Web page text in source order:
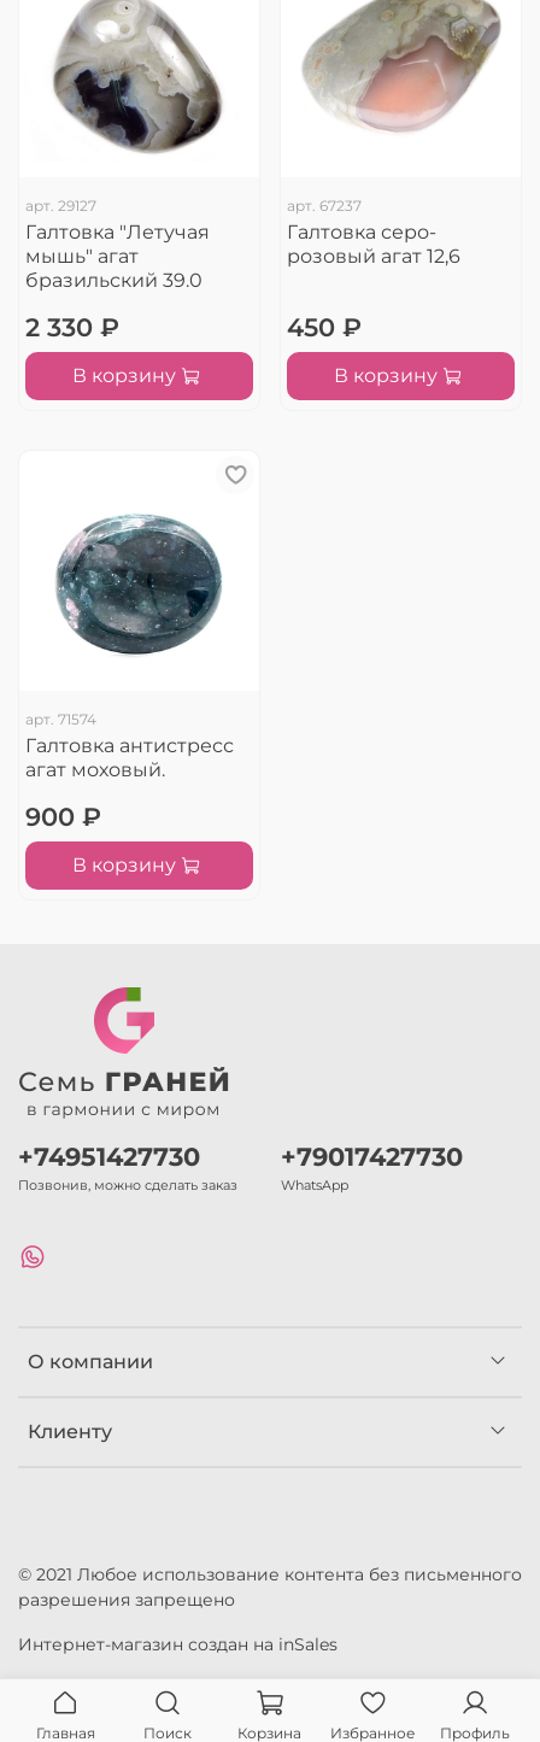
арт. 29127
Галтовка "Летучая
мышь" агат
бразильский 39.0
2 330 ₽
В корзину
арт. 67237
Галтовка серо-
розовый агат 12,6
450 ₽
В корзину
арт. 71574
Галтовка антистресс
агат моховый.
900 ₽
В корзину
О компании
Клиенту
+74951427730
Позвонив, можно сделать заказ
+79017427730
WhatsApp
© 2021 Любое использование контента без письменного
разрешения запрещено
Интернет-магазин создан на inSales
Главная Поиск Корзина Избранное Профиль